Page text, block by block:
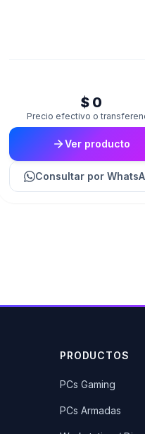
$ 0
Precio efectivo o
Ver producto
Consultar por
PRODUCTOS
PCs Gaming
PCs Armadas